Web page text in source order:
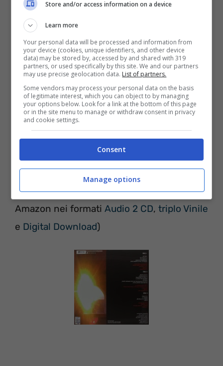
Tracklist Un’idea che non puoi fermare –
Banco del Mutuo Soccorso(Disponibile su
Amazon nei formati Audio 2 CD, triplo Vinile
e Digital Download)
Store and/or access information on a device
Learn more
Your personal data will be processed and information from
your device (cookies, unique identifiers, and other device
data) may be stored by, accessed by and shared with 319
partners, or used specifically by this site. We and our partners
may use precise geolocation data. List of partners.
Some vendors may process your personal data on the basis
of legitimate interest, which you can object to by managing
your options below. Look for a link at the bottom of this page
or in the site menu to manage or withdraw consent in privacy
and cookie settings.
Consent
Manage options